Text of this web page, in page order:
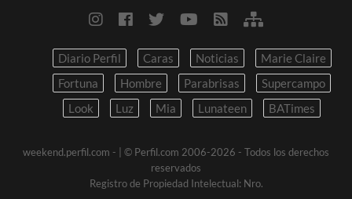
Diario Perfil Caras Noticias
Marie Claire
Fortuna
Hombre Parabrisas
Supercampo
Look
Luz Mia Lunateen BATimes
weekend.perfil.com - | © Perfil.com 2006-2026 - Todos los derechos
reservados
Registro de Propiedad Intelectual: Nro.